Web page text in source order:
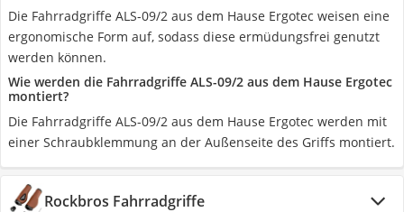
Die Fahrradgriffe ALS-09/2 aus dem Hause Ergotec weisen eine
ergonomische Form auf, sodass diese ermüdungsfrei genutzt
werden können.
Wie werden die Fahrradgriffe ALS-09/2 aus dem Hause Ergotec
montiert?
Die Fahrradgriffe ALS-09/2 aus dem Hause Ergotec werden mit
einer Schraubklemmung an der Außenseite des Griffs montiert.
Rockbros Fahrradgriffe